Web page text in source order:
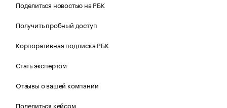
Поделиться новостью на РБК
Получить пробный доступ
Корпоративная подписка РБК
Стать экспертом
Отзывы о вашей компании
Поделиться кейсом